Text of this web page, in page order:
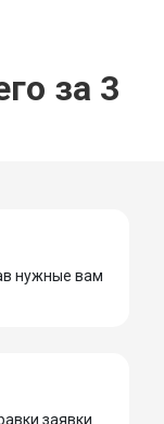
за 3
нужные вам
заявки